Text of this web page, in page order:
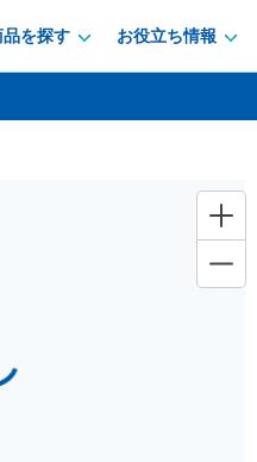
品を探す お役立ち情報